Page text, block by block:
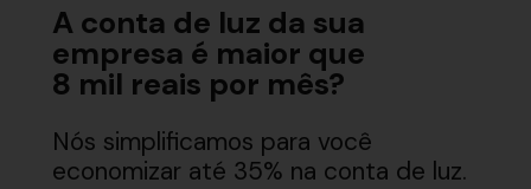
A conta de luz da sua
empresa é maior que
8 mil reais por mês?
Nós simplificamos para você
economizar até 35% na conta de luz.